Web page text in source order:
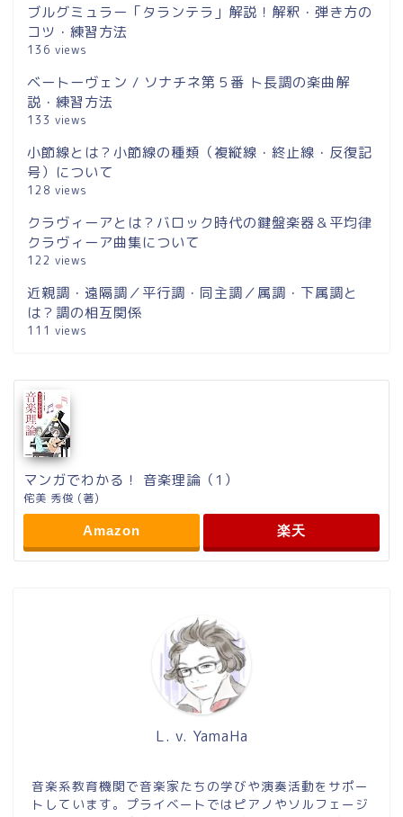
ブルグミュラー「タランテラ」解説！解釈・弾き方の
コツ・練習方法
136 views
ベートーヴェン / ソナチネ第５番 ト長調の楽曲解
説・練習方法
133 views
小節線とは？小節線の種類（複縦線・終止線・反復記
号）について
128 views
クラヴィーアとは？バロック時代の鍵盤楽器＆平均律
クラヴィーア曲集について
122 views
近親調・遠隔調／平行調・同主調／属調・下属調と
は？調の相互関係
111 views
マンガでわかる！ 音楽理論（1）
侘美 秀俊 (著)
Amazon 楽天
L. v. YamaHa
音楽系教育機関で音楽家たちの学びや演奏活動をサポー
トしています。プライベートではピアノやソルフェージ